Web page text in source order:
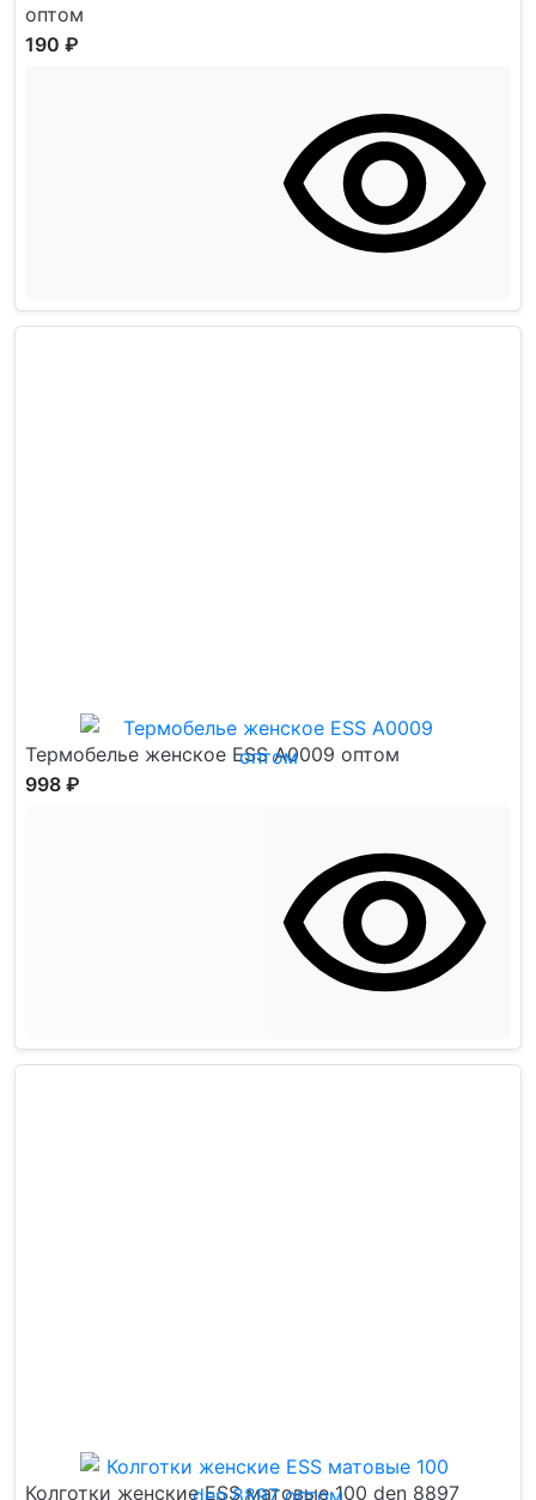
оптом
190 ₽
Термобелье женское ESS А0009 оптом
998 ₽
Колготки женские ESS матовые 100 den 8897